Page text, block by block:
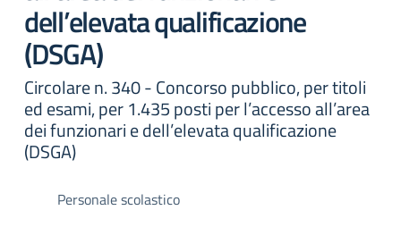
dell’elevata qualificazione
(DSGA)
Circolare n. 340 - Concorso pubblico, per titoli
ed esami, per 1.435 posti per l’accesso all’area
dei funzionari e dell’elevata qualificazione
(DSGA)
Personale scolastico